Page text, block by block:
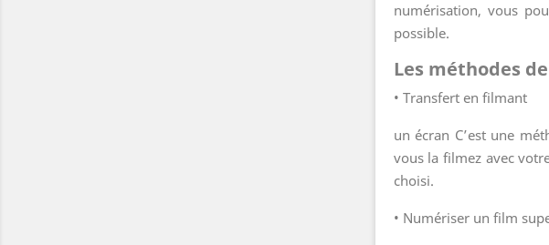
numérisation, vous
possible.
Les méthodes
• Transfert en filmant
un écran C’est une
vous la filmez avec
choisi.
• Numériser un film